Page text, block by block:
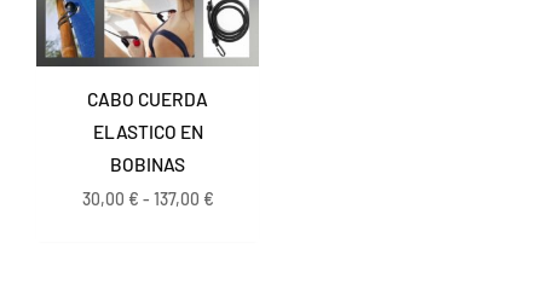
CABO CUERDA
ELASTICO EN
BOBINAS
30,00 € - 137,00 €